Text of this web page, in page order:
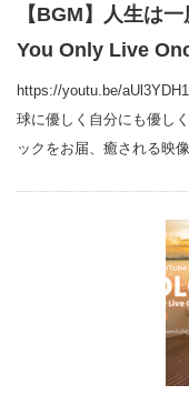
【BGM】人生は
You Only Live
https://youtu.be/
球に優しく自分にも優し
ックをお届、癒される映